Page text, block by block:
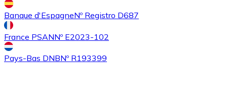
Banque d'EspagneNº Registro D687
France PSANNº E2023-102
Pays-Bas DNBNº R193399